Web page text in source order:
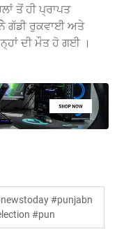
ਤੋਂ ਹੀ ਪ੍ਰਾਪਤ
ਗੱਡੀ ਰੁਕਵਾਈ ਅਤੇ
ਦੀ ਮੌਤ ਹੋ ਗਈ ।
#punjabn
#pun